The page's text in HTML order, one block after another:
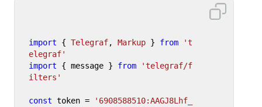
import { Telegraf, Markup } from
't
elegraf'
import { message } from
'telegraf/f
ilters'
const token =
'6908588510:AAGJ8Lhf_